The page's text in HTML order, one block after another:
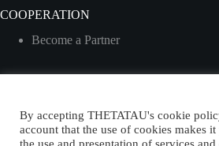
COOPERATION
Become a Partner
English
By accepting THETATAU's cookie
account that the use of cookies makes